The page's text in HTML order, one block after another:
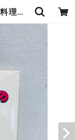
70's ヒーターラビットの料理絵本 | zbooks